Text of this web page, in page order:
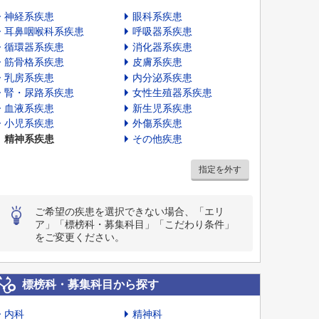
神経系疾患
眼科系疾患
耳鼻咽喉科系疾患
呼吸器系疾患
循環器系疾患
消化器系疾患
筋骨格系疾患
皮膚系疾患
乳房系疾患
内分泌系疾患
腎・尿路系疾患
女性生殖器系疾患
血液系疾患
新生児系疾患
小児系疾患
外傷系疾患
精神系疾患
その他疾患
指定を外す
ご希望の疾患を選択できない場合、「エリ
ア」「標榜科・募集科目」「こだわり条件」
をご変更ください。
標榜科・募集科目から探す
内科 精神科